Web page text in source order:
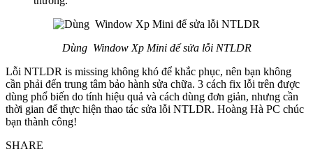
Dùng Window Xp Mini để sửa lỗi NTLDR
Lỗi NTLDR is missing không khó để khắc phục, nên bạn không
cần phải đến trung tâm bảo hành sửa chữa. 3 cách fix lỗi trên được
dùng phổ biến do tính hiệu quả và cách dùng đơn giản, nhưng cần
thời gian để thực hiện thao tác sửa lỗi NTLDR. Hoàng Hà PC chúc
bạn thành công!
SHARE